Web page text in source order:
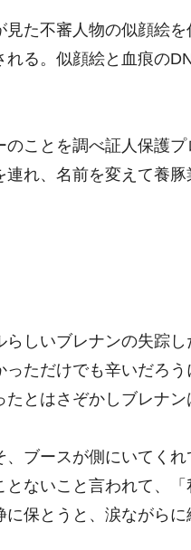
た不審人物の似顔絵
れる。似顔絵と血痕の
のことを調べ証人保護
れ、名前を変えて養豚
らしいブレナンの失踪
っただけでも辛いだろ
たとはさぞかしブレナン
ブースが側にいてくれ
ないこと言われて、
に保とうと、涙ながら